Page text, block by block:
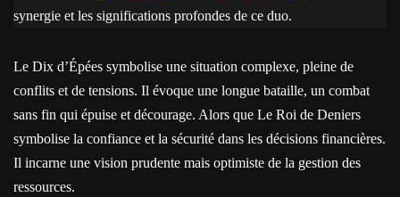
synergie et les significations profondes de ce duo.
Le Dix d’Épées symbolise une situation complexe, pleine de
conflits et de tensions. Il évoque une longue bataille, un combat
sans fin qui épuise et décourage. Alors que Le Roi de Deniers
symbolise la confiance et la sécurité dans les décisions financières.
Il incarne une vision prudente mais optimiste de la gestion des
ressources.